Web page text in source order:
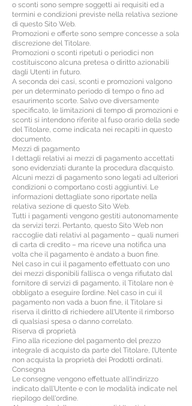
o sconti sono sempre soggetti ai requisiti ed a
termini e condizioni previste nella relativa sezione
di questo Sito Web.
Promozioni e offerte sono sempre concesse a sola
discrezione del Titolare.
Promozioni o sconti ripetuti o periodici non
costituiscono alcuna pretesa o diritto azionabili
dagli Utenti in futuro.
A seconda dei casi, sconti e promozioni valgono
per un determinato periodo di tempo o fino ad
esaurimento scorte. Salvo ove diversamente
specificato, le limitazioni di tempo di promozioni e
sconti si intendono riferite al fuso orario della sede
del Titolare, come indicata nei recapiti in questo
documento.
Mezzi di pagamento
I dettagli relativi ai mezzi di pagamento accettati
sono evidenziati durante la procedura d’acquisto.
Alcuni mezzi di pagamento sono legati ad ulteriori
condizioni o comportano costi aggiuntivi. Le
informazioni dettagliate sono riportate nella
relativa sezione di questo Sito Web.
Tutti i pagamenti vengono gestiti autonomamente
da servizi terzi. Pertanto, questo Sito Web non
raccoglie dati relativi al pagamento – quali numeri
di carta di credito – ma riceve una notifica una
volta che il pagamento è andato a buon fine.
Nel caso in cui il pagamento effettuato con uno
dei mezzi disponibili fallisca o venga rifiutato dal
fornitore di servizi di pagamento, il Titolare non è
obbligato a eseguire l’ordine. Nel caso in cui il
pagamento non vada a buon fine, il Titolare si
riserva il diritto di richiedere all'Utente il rimborso
di qualsiasi spesa o danno correlato.
Riserva di proprietà
Fino alla ricezione del pagamento del prezzo
integrale di acquisto da parte del Titolare, l’Utente
non acquista la proprietà dei Prodotti ordinati.
Consegna
Le consegne vengono effettuate all'indirizzo
indicato dall'Utente e con le modalità indicate nel
riepilogo dell'ordine.